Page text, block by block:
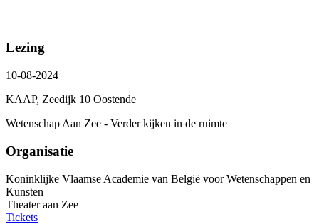
Lezing
10-08-2024
KAAP, Zeedijk 10 Oostende
Wetenschap Aan Zee - Verder kijken in de ruimte
Organisatie
Koninklijke Vlaamse Academie van België voor Wetenschappen en
Kunsten
Theater aan Zee
Tickets